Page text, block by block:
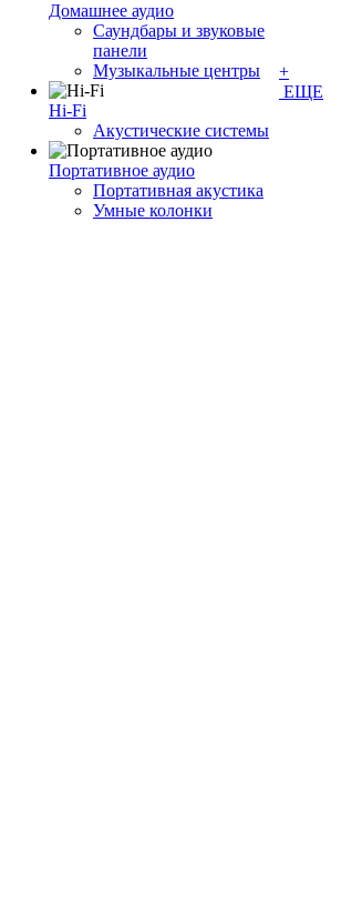
Домашнее аудио
Саундбары и звуковые
панели
Музыкальные центры
Hi-Fi
Акустические системы
Портативное аудио
Портативная акустика
Умные колонки
+
ЕЩЕ